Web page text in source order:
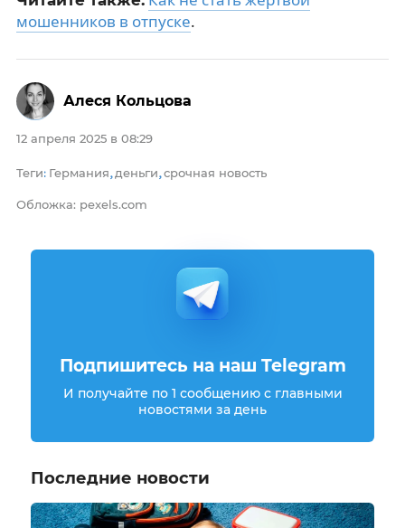
мошенников в отпуске.
12 апреля 2025 в 08:29
Теги: Германия, деньги,срочная новость
Обложка: pexels.com
Алеся Кольцова
Подпишитесь на наш Telegram
И получайте по 1 сообщению с главными
новостями за день
Последние новости